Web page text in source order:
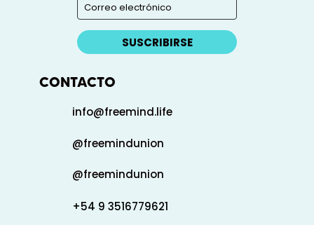
SUSCRIBIRSE
CONTACTO
info@freemind.life
@freemindunion
@freemindunion
+54 9 3516779621